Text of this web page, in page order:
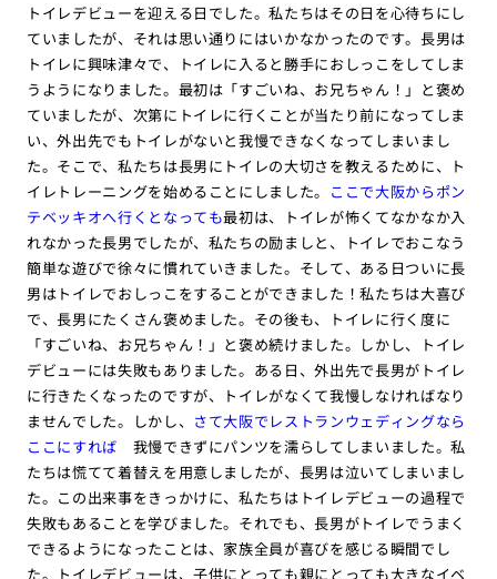
トイレデビューを迎える日でした。私たちはその日を心待ちにし
ていましたが、それは思い通りにはいかなかったのです。長男は
トイレに興味津々で、トイレに入ると勝手におしっこをしてしま
うようになりました。最初は「すごいね、お兄ちゃん！」と褒め
ていましたが、次第にトイレに行くことが当たり前になってしま
い、外出先でもトイレがないと我慢できなくなってしまいまし
た。そこで、私たちは長男にトイレの大切さを教えるために、ト
イレトレーニングを始めることにしました。 ここで大阪からポン
テベッキオへ行くとなっても最初は、トイレが怖くてなかなか入
れなかった長男でしたが、私たちの励ましと、トイレでおこなう
簡単な遊びで徐々に慣れていきました。そして、ある日ついに長
男はトイレでおしっこをすることができました！私たちは大喜び
で、長男にたくさん褒めました。その後も、トイレに行く度に
「すごいね、お兄ちゃん！」と褒め続けました。しかし、トイレ
デビューには失敗もありました。ある日、外出先で長男がトイレ
に行きたくなったのですが、トイレがなくて我慢しなければなり
ませんでした。しかし、 さて大阪でレストランウェディングなら
ここにすれば 我慢できずにパンツを濡らしてしまいました。私
たちは慌てて着替えを用意しましたが、長男は泣いてしまいまし
た。この出来事をきっかけに、私たちはトイレデビューの過程で
失敗もあることを学びました。それでも、長男がトイレでうまく
できるようになったことは、家族全員が喜びを感じる瞬間でし
た。トイレデビューは、子供にとっても親にとっても大きなイベ